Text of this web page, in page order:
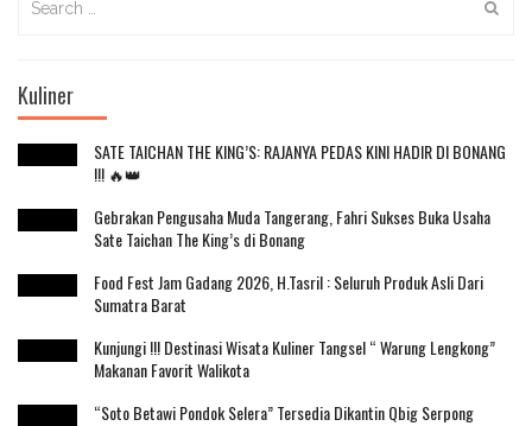
for:
Kuliner
SATE TAICHAN THE KING’S: RAJANYA PEDAS KINI HADIR DI BONANG
!!! 🔥👑
Gebrakan Pengusaha Muda Tangerang, Fahri Sukses Buka Usaha
Sate Taichan The King’s di Bonang
Food Fest Jam Gadang 2026, H.Tasril : Seluruh Produk Asli Dari
Sumatra Barat
Kunjungi !!! Destinasi Wisata Kuliner Tangsel “ Warung Lengkong”
Makanan Favorit Walikota
“Soto Betawi Pondok Selera” Tersedia Dikantin Qbig Serpong